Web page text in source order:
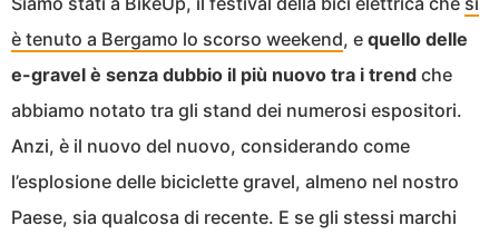
è tenuto a Bergamo lo scorso weekend, e quello delle
e-gravel è senza dubbio il più nuovo tra i trend che
abbiamo notato tra gli stand dei numerosi espositori.
Anzi, è il nuovo del nuovo, considerando come
l’esplosione delle biciclette gravel, almeno nel nostro
Paese, sia qualcosa di recente. E se gli stessi marchi